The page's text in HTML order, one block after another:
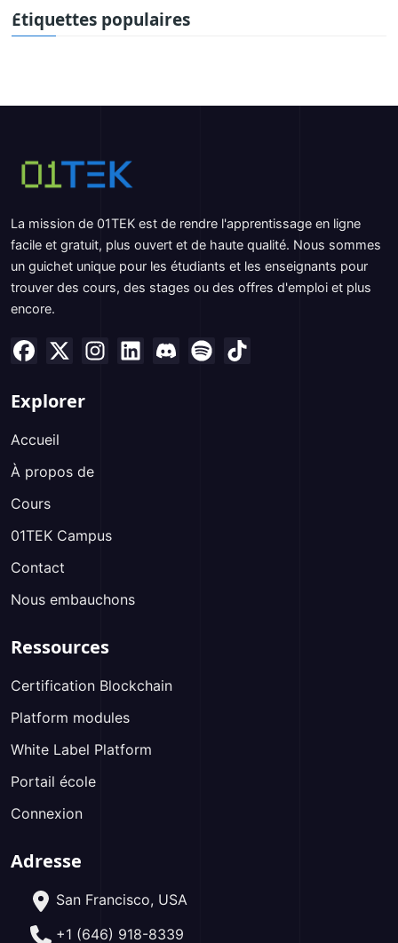
Étiquettes populaires
La mission de 01TEK est de rendre l'apprentissage en ligne
facile et gratuit, plus ouvert et de haute qualité. Nous sommes
un guichet unique pour les étudiants et les enseignants pour
trouver des cours, des stages ou des offres d'emploi et plus
encore.
Explorer
Accueil
À propos de
Cours
01TEK Campus
Contact
Nous embauchons
Ressources
Certification Blockchain
Platform modules
White Label Platform
Portail école
Connexion
Adresse
San Francisco, USA
+1 (646) 918-8339